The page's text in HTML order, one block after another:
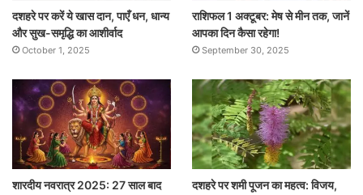
दशहरे पर करें ये खास दान, पाएँ धन, धान्य
और सुख-समृद्धि का आशीर्वाद
October 1, 2025
राशिफल 1 अक्टूबर: मेष से मीन तक, जानें
आपका दिन कैसा रहेगा!
September 30, 2025
शारदीय नवरात्र 2025: 27 साल बाद दशहरे पर शमी पूजन का महत्व: विजय,